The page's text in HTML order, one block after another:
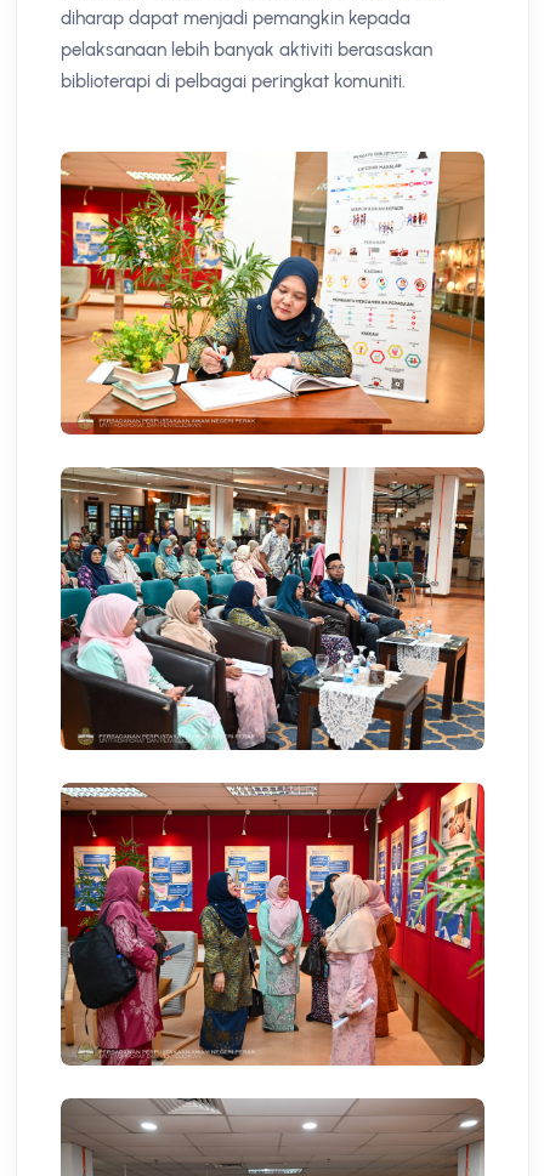
diharap dapat menjadi pemangkin kepada
pelaksanaan lebih banyak aktiviti berasaskan
biblioterapi di pelbagai peringkat komuniti.